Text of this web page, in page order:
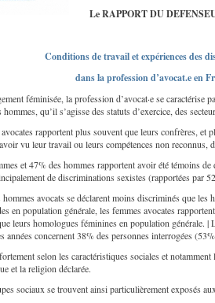
Le RAPPORT DU
Conditions de travail et expériences des
dans la profession d’avocat.e en
féminisée, la profession d’avocat·e se caractérise
hommes, qu’il s’agisse des statuts d’exercice, des
rapportent plus souvent que leurs confrères, et
vu leur travail ou leurs compétences non reconnus,
et 47% des hommes rapportent avoir été témoins
de discriminations sexistes (rapportées par
avocats se déclarent moins discriminés que les
en population générale, les femmes avocates
leurs homologues féminines en population générale. |
années concernent 38% des personnes interrogées
selon les caractéristiques sociales et
et la religion déclarée.
sociaux se trouvent ainsi particulièrement exposés